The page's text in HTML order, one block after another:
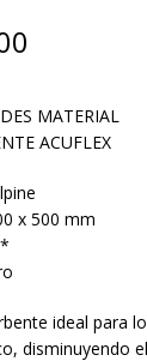
MATERIAL
ACUFLEX
x 500 mm
ideal para
disminuyendo